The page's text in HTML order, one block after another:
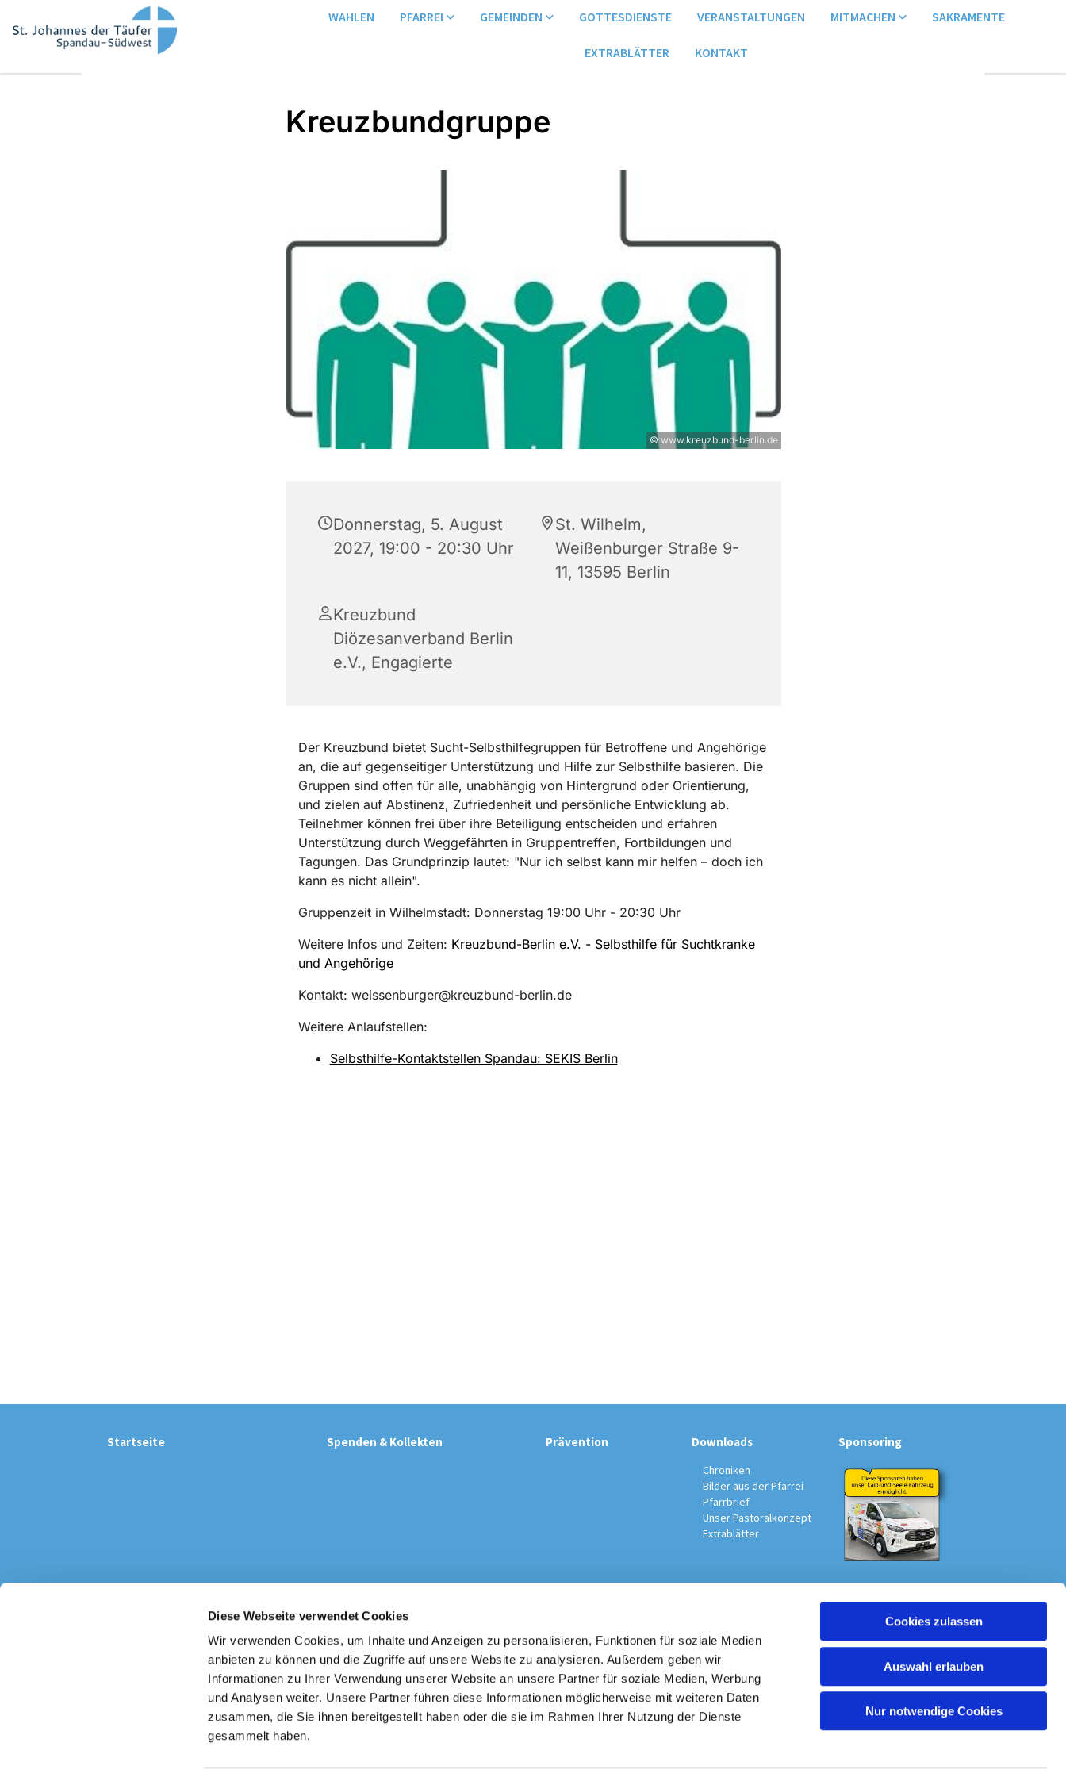
Diese Webseite verwendet Cookies
Wir verwenden Cookies, um Inhalte und Anzeigen zu personalisieren, Funktionen für soziale Medien
anbieten zu können und die Zugriffe auf unsere Website zu analysieren. Außerdem geben wir
Informationen zu Ihrer Verwendung unserer Website an unsere Partner für soziale Medien, Werbung
und Analysen weiter. Unsere Partner führen diese Informationen möglicherweise mit weiteren Daten
zusammen, die Sie ihnen bereitgestellt haben oder die sie im Rahmen Ihrer Nutzung der Dienste
gesammelt haben.
Cookies zulassen
Auswahl erlauben
Nur notwendige Cookies
WAHLEN PFARREI GEMEINDEN GOTTESDIENSTE VERANSTALTUNGEN MITMACHEN SAKRAMENTE
EXTRABLÄTTER KONTAKT
Kreuzbundgruppe
© www.kreuzbund-berlin.de
Donnerstag, 5. August
2027, 19:00 - 20:30 Uhr
St. Wilhelm,
Weißenburger Straße 9-
11, 13595 Berlin
Kreuzbund
Diözesanverband Berlin
e.V., Engagierte
Der Kreuzbund bietet Sucht-Selbsthilfegruppen für Betroffene und Angehörige
an, die auf gegenseitiger Unterstützung und Hilfe zur Selbsthilfe basieren. Die
Gruppen sind offen für alle, unabhängig von Hintergrund oder Orientierung,
und zielen auf Abstinenz, Zufriedenheit und persönliche Entwicklung ab.
Teilnehmer können frei über ihre Beteiligung entscheiden und erfahren
Unterstützung durch Weggefährten in Gruppentreffen, Fortbildungen und
Tagungen. Das Grundprinzip lautet: "Nur ich selbst kann mir helfen – doch ich
kann es nicht allein".
Gruppenzeit in Wilhelmstadt: Donnerstag 19:00 Uhr - 20:30 Uhr
Weitere Infos und Zeiten: Kreuzbund-Berlin e.V. - Selbsthilfe für Suchtkranke
und Angehörige
Kontakt: weissenburger@kreuzbund-berlin.de
Weitere Anlaufstellen:
Selbsthilfe-Kontaktstellen Spandau: SEKIS Berlin
Startseite Spenden & Kollekten Prävention Downloads
Chroniken
Bilder aus der Pfarrei
Pfarrbrief
Unser Pastoralkonzept
Extrablätter
Sponsoring
Katholische Kirchengemeinde / Pfarrei St. Johannes der Täufer Spandau-Südwest
Am Kiesteich 50, 13589 Berlin
030 – 373 22 16
info@st-johannes-spandau.de
Kontakt|Impressum |Datenschutzhinweise|Erzbistum Berlin